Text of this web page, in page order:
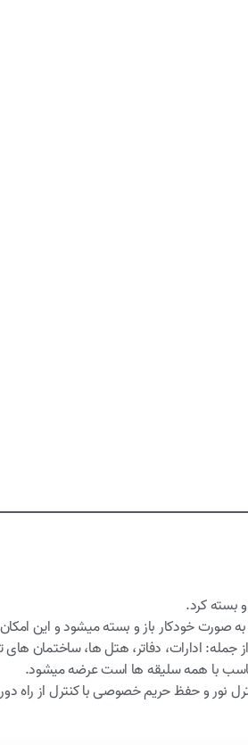
بسته کرد.
خودکار باز و بسته میشود و این امکان
ادارات، دفاتر، هتل ها، ساختمان های
با همه سلیقه ها است عرضه میشود.
نور و حفظ حریم خصوصی با کنترل از راه